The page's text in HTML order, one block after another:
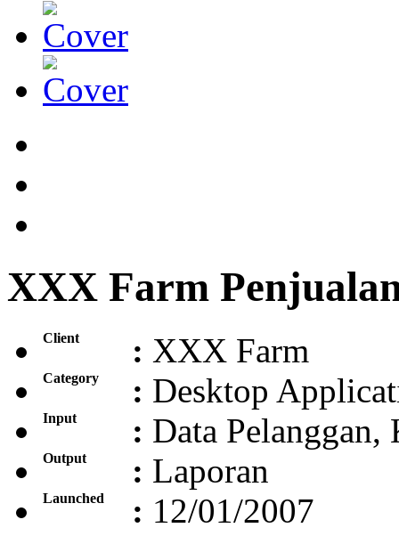
XXX Farm
Client : XXX Farm
Category : Desktop
Input : Data Pelanggan,
Output : Laporan
Launched : 12/01/2007